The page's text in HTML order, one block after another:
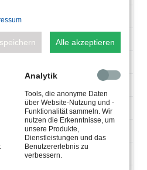
3 POW-LED
Alle akzeptieren
Analytik
Tools, die anonyme Daten
über Website-Nutzung und -
Funktionalität sammeln. Wir
nutzen die Erkenntnisse, um
unsere Produkte,
Dienstleistungen und das
Benutzererlebnis zu
verbessern.